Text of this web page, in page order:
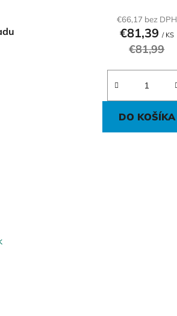
€66,17 bez DPH
€81,39 / KS
€81,99
DO KOŠÍKA